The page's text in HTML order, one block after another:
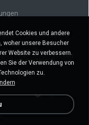
verkaufen
weitergeben
Cookies und andere
woher unsere Besucher
Website zu verbessern.
Sie der Verwendung von
zu.